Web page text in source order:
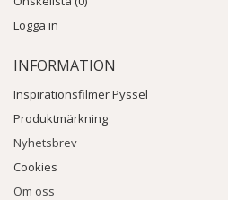
Logga in
INFORMATION
Inspirationsfilmer Pyssel
Produktmärkning
Nyhetsbrev
Cookies
Om oss